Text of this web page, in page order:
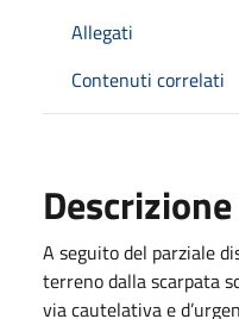
Allegati
Contenuti correlati
Descrizione
A seguito del parziale
terreno dalla scarpata
via cautelativa e